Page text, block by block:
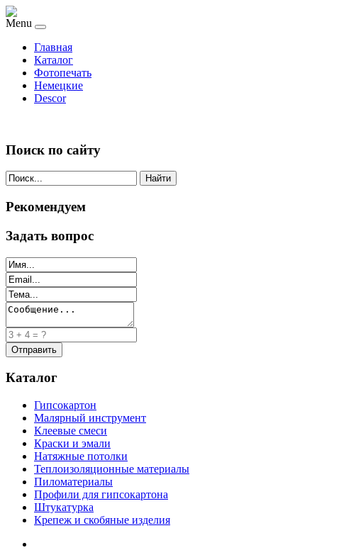
Menu
Главная
Каталог
Фотопечать
Немецкие
Descor
Поиск по сайту
Найти
Рекомендуем
Задать вопрос
Каталог
Гипсокартон
Малярный инструмент
Клеевые смеси
Краски и эмали
Натяжные потолки
Теплоизоляционные материалы
Пиломатериалы
Профили для гипсокартона
Штукатурка
Крепеж и скобяные изделия